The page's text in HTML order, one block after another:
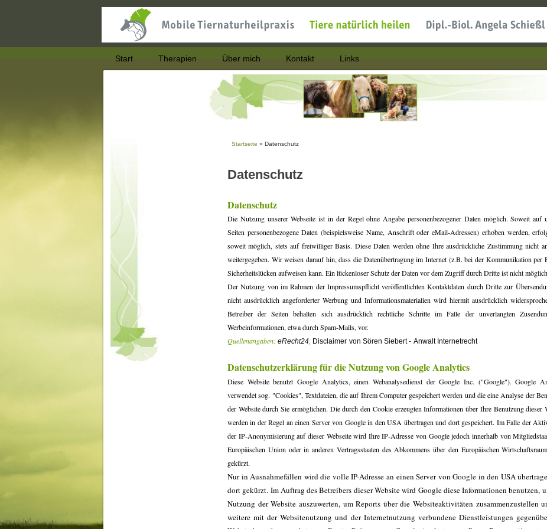
Start Therapien Über mich Kontakt Links
Sie sind hier
Startseite » Datenschutz
Datenschutz
Datenschutz
Die Nutzung unserer Webseite ist in der Regel ohne Angabe personenbezogener Daten möglich. Soweit auf
Seiten personenbezogene Daten (beispielsweise Name, Anschrift oder eMail-Adressen) erhoben werden,
soweit möglich, stets auf freiwilliger Basis. Diese Daten werden ohne Ihre ausdrückliche Zustimmung nicht
weitergegeben. Wir weisen darauf hin, dass die Datenübertragung im Internet (z.B. bei der Kommunikation per
Sicherheitslücken aufweisen kann. Ein lückenloser Schutz der Daten vor dem Zugriff durch Dritte ist nicht
Der Nutzung von im Rahmen der Impressumspflicht veröffentlichten Kontaktdaten durch Dritte zur
nicht ausdrücklich angeforderter Werbung und Informationsmaterialien wird hiermit ausdrücklich
Betreiber der Seiten behalten sich ausdrücklich rechtliche Schritte im Falle der unverlangten
Werbeinformationen, etwa durch Spam-Mails, vor.
Quellenangaben: eRecht24, Disclaimer von Sören Siebert - Anwalt Internetrecht
Datenschutzerklärung für die Nutzung von Google Analytics
Diese Website benutzt Google Analytics, einen Webanalysedienst der Google Inc. ("Google"). Google
verwendet sog. "Cookies", Textdateien, die auf Ihrem Computer gespeichert werden und die eine Analyse der
der Website durch Sie ermöglichen. Die durch den Cookie erzeugten Informationen über Ihre Benutzung dieser
werden in der Regel an einen Server von Google in den USA übertragen und dort gespeichert. Im Falle der
der IP-Anonymisierung auf dieser Webseite wird Ihre IP-Adresse von Google jedoch innerhalb von
Europäischen Union oder in anderen Vertragsstaaten des Abkommens über den Europäischen
gekürzt.
Nur in Ausnahmefällen wird die volle IP-Adresse an einen Server von Google in den USA
dort gekürzt. Im Auftrag des Betreibers dieser Website wird Google diese Informationen benutzen,
Nutzung der Website auszuwerten, um Reports über die Websiteaktivitäten zusammenzustellen
weitere mit der Websitenutzung und der Internetnutzung verbundene Dienstleistungen